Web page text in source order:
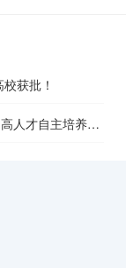
获批！
人才自主培养质